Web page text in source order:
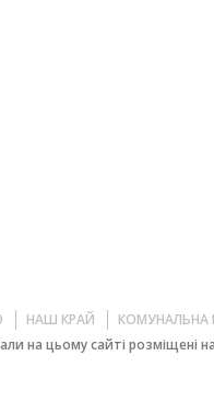
НАШ КРАЙ
КОМУНАЛЬНА
на цьому сайті розміщені